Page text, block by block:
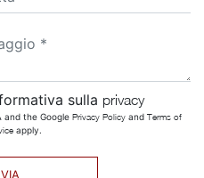
sulla privacy
and the Google Privacy Policyand Terms of
apply.